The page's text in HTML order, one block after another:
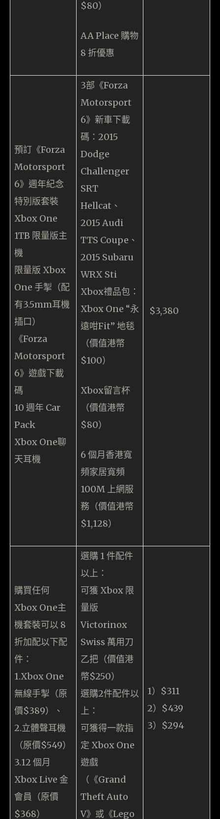
$80）
AA Place 購物
8 折優惠
預訂《Forza
Motorsport
6》週年紀念
特別版套裝
Xbox One
1TB 限量版主
機
限量版 Xbox
One 手掣（配
有3.5mm耳機
插口）
《Forza
Motorsport
6》遊戲下載
碼
10 週年 Car
Pack
Xbox One聊
天耳機
3部《Forza
Motorsport
6》新車下載
碼：2015
Dodge
Challenger
SRT
Hellcat、
2015 Audi
TTS Coupe、
2015 Subaru
WRX Sti
Xbox禮品包：
Xbox One “永
遠咁Fit” 地毯
（價值港幣
$100）
Xbox留言杯
（價值港幣
$80）
6 個月香港寬
頻家居寬頻
100M 上網服
務（價值港幣
$1,128）
$3,380
購買任何
Xbox One主
機套裝可以 8
折加配以下配
件：
1.Xbox One
無線手掣（原
價$389）、
2.立體聲耳機
（原價$549）
3.12 個月
Xbox Live 金
會員（原價
$368）
選購 1 件配件
以上：
可獲 Xbox 限
量版
Victorinox
Swiss 萬用刀
乙把（價值港
幣$250）
選購2件配件以
上：
可獲得一款指
定 Xbox One
遊戲
（《Grand
Theft Auto
V》或《Lego
1）$311
2）$439
3）$294